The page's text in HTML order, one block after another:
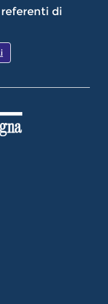
di